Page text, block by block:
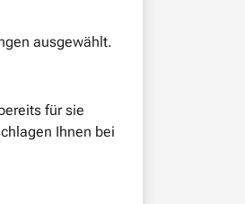
ausgewählt.
für sie
Ihnen bei